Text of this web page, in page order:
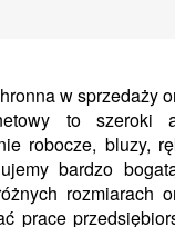
w sprzedaży
to szeroki
robocze, bluzy,
bardzo
rozmiarach
prace